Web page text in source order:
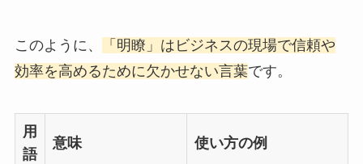
このように、
「明瞭」はビジネスの現場で信頼や
効率を高めるために欠かせない言葉です。
用
語
意味 使い方の例